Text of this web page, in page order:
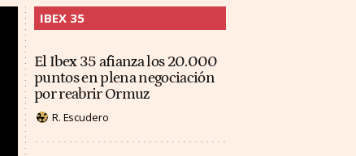
IBEX 35
El Ibex 35 afianza los 20.000
puntos en plena negociación
por reabrir Ormuz
R. Escudero